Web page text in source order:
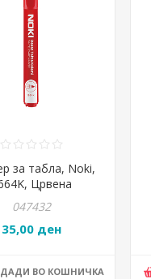
за табла, Noki,
Црвена
047432
35,00 ден
ВО КОШНИЧКА